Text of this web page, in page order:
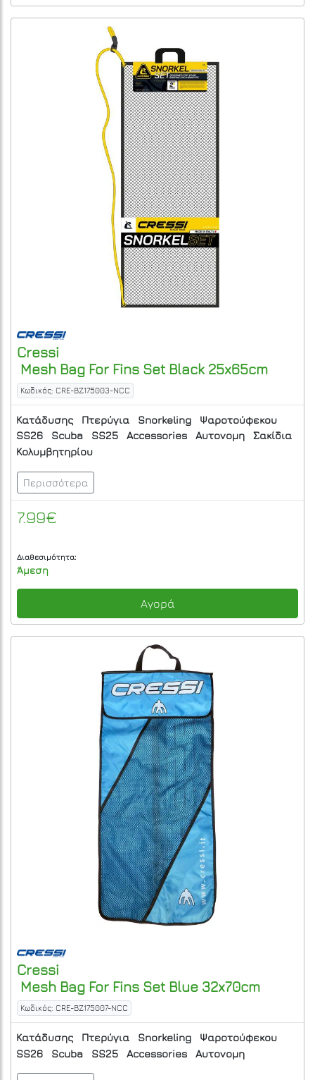
Cressi
Mesh Bag For Fins Set Black 25x65cm
Κωδικός: CRE-BZ175003-NCC
Κατάδυσης Πτερύγια Snorkeling
Ψαροτούφεκου
SS26
Scuba SS25 Accessories Αυτονομη
Σακίδια
Κολυμβητηρίου
Περισσότερα
7.99€
Διαθεσιμότητα:
Άμεση
Αγορά
Cressi
Mesh Bag For Fins Set Blue 32x70cm
Κωδικός: CRE-BZ175007-NCC
Κατάδυσης Πτερύγια Snorkeling
Ψαροτούφεκου
SS26
Scuba SS25 Accessories Αυτονομη